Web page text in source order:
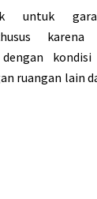
untuk
dengan
ruangan lain